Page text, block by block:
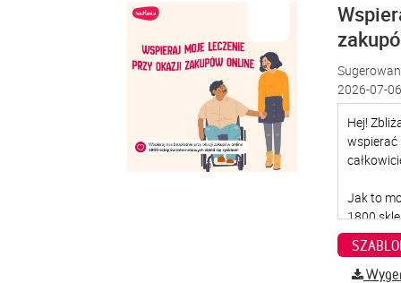
2026-07-